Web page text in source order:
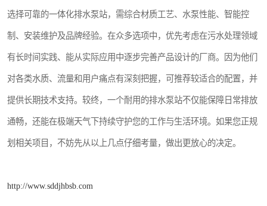
选择可靠的一体化排水泵站，需综合材质工艺、水泵性能、智能控
制、安装维护及品牌经验。在众多选项中，优先考虑在污水处理领域
有长时间实践、能从实际应用中逐步完善产品设计的厂商。因为他们
对各类水质、流量和用户痛点有深刻把握，可推荐较适合的配置，并
提供长期技术支持。较终，一个耐用的排水泵站不仅能保障日常排放
通畅，还能在极端天气下持续守护您的工作与生活环境。如果您正规
划相关项目，不妨先从以上几点仔细考量，做出更放心的决定。
http://www.sddjhbsb.com